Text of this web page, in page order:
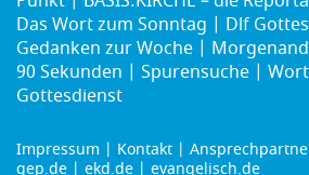
Das Wort zum Sonntag
Dlf
Gedanken zur Woche
90 Sekunden
Spurensuche
Gottesdienst
Impressum Kontakt
gep.de
ekd.de evangelisch.de